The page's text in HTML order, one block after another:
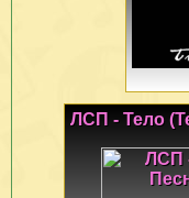
ЛСП - Тело